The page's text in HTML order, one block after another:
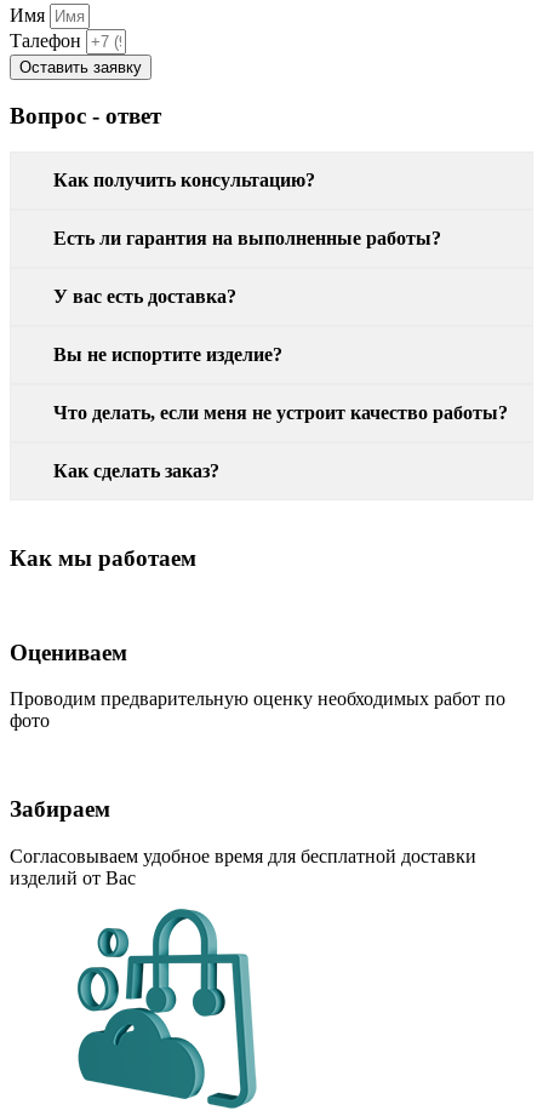
Имя
Талефон
Оставить заявку
Вопрос - ответ
Как получить консультацию?
Есть ли гарантия на выполненные работы?
У вас есть доставка?
Вы не испортите изделие?
Что делать, если меня не устроит качество работы?
Как сделать заказ?
Как мы работаем
Оцениваем
Проводим предварительную оценку необходимых работ по
фото
Забираем
Согласовываем удобное время для бесплатной доставки
изделий от Вас